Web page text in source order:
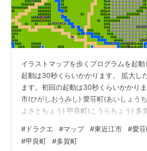
イラストマップを歩くプログラムを起
起動は30秒くらいかかります。 拡大し
ます。初回の起動は30秒くらいかかり
市(ひがしおうみし) 愛荘町(あいしょう
よさとちょう) 甲良町(こうらちょう) 多
んみゃく) ■山 烏帽子岳(えぼしだけ) 御
日本コバ(にほんこば) 竜ヶ岳(りゅうが
# ドラクエ #マップ #東近江市 #愛
#甲良町 #多賀町